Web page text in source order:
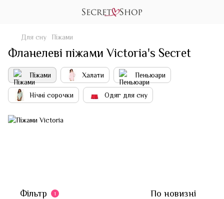
Для сну Піжами
Фланелеві піжами Victoria's Secret
Піжами Халати Пеньюари
Нічні сорочки Одяг для сну
Фільтр 1 По новизні